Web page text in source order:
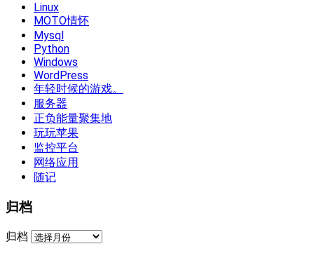
Linux
MOTO情怀
Mysql
Python
Windows
WordPress
年轻时候的游戏。
服务器
正负能量聚集地
玩玩苹果
监控平台
网络应用
随记
归档
归档